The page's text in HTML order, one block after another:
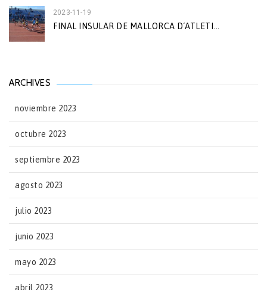
2023-11-19
FINAL INSULAR DE MALLORCA D´ATLETI...
ARCHIVES
noviembre 2023
octubre 2023
septiembre 2023
agosto 2023
julio 2023
junio 2023
mayo 2023
abril 2023